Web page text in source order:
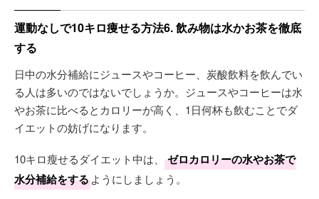
運動なしで10キロ痩せる方法6. 飲み物は水かお茶を徹底
する
日中の水分補給にジュースやコーヒー、炭酸飲料を飲んでい
る人は多いのではないでしょうか。ジュースやコーヒーは水
やお茶に比べるとカロリーが高く、1日何杯も飲むことでダ
イエットの妨げになります。
10キロ瘦せるダイエット中は、
ゼロカロリーの水やお茶で
水分補給をするようにしましょう。